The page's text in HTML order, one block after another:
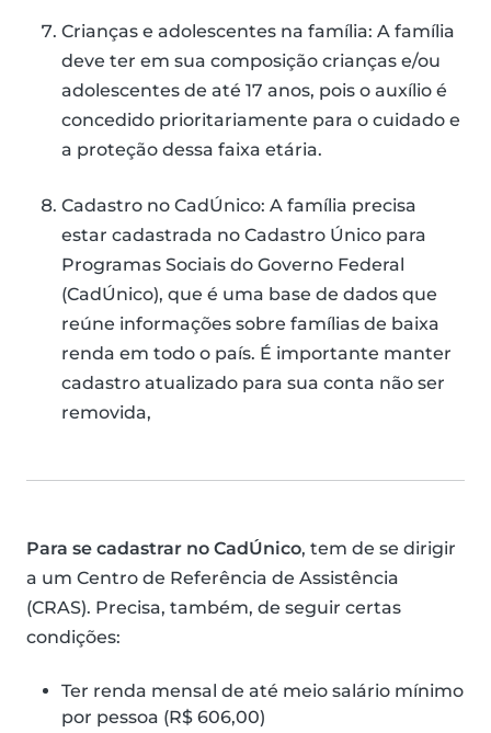
Crianças e adolescentes na família: A família
deve ter em sua composição crianças e/ou
adolescentes de até 17 anos, pois o auxílio é
concedido prioritariamente para o cuidado e
a proteção dessa faixa etária.
Cadastro no CadÚnico: A família precisa
estar cadastrada no Cadastro Único para
Programas Sociais do Governo Federal
(CadÚnico), que é uma base de dados que
reúne informações sobre famílias de baixa
renda em todo o país. É importante manter
cadastro atualizado para sua conta não ser
removida,
Para se cadastrar no CadÚnico, tem de se dirigir
a um Centro de Referência de Assistência
(CRAS). Precisa, também, de seguir certas
condições:
Ter renda mensal de até meio salário mínimo
por pessoa (R$ 606,00)